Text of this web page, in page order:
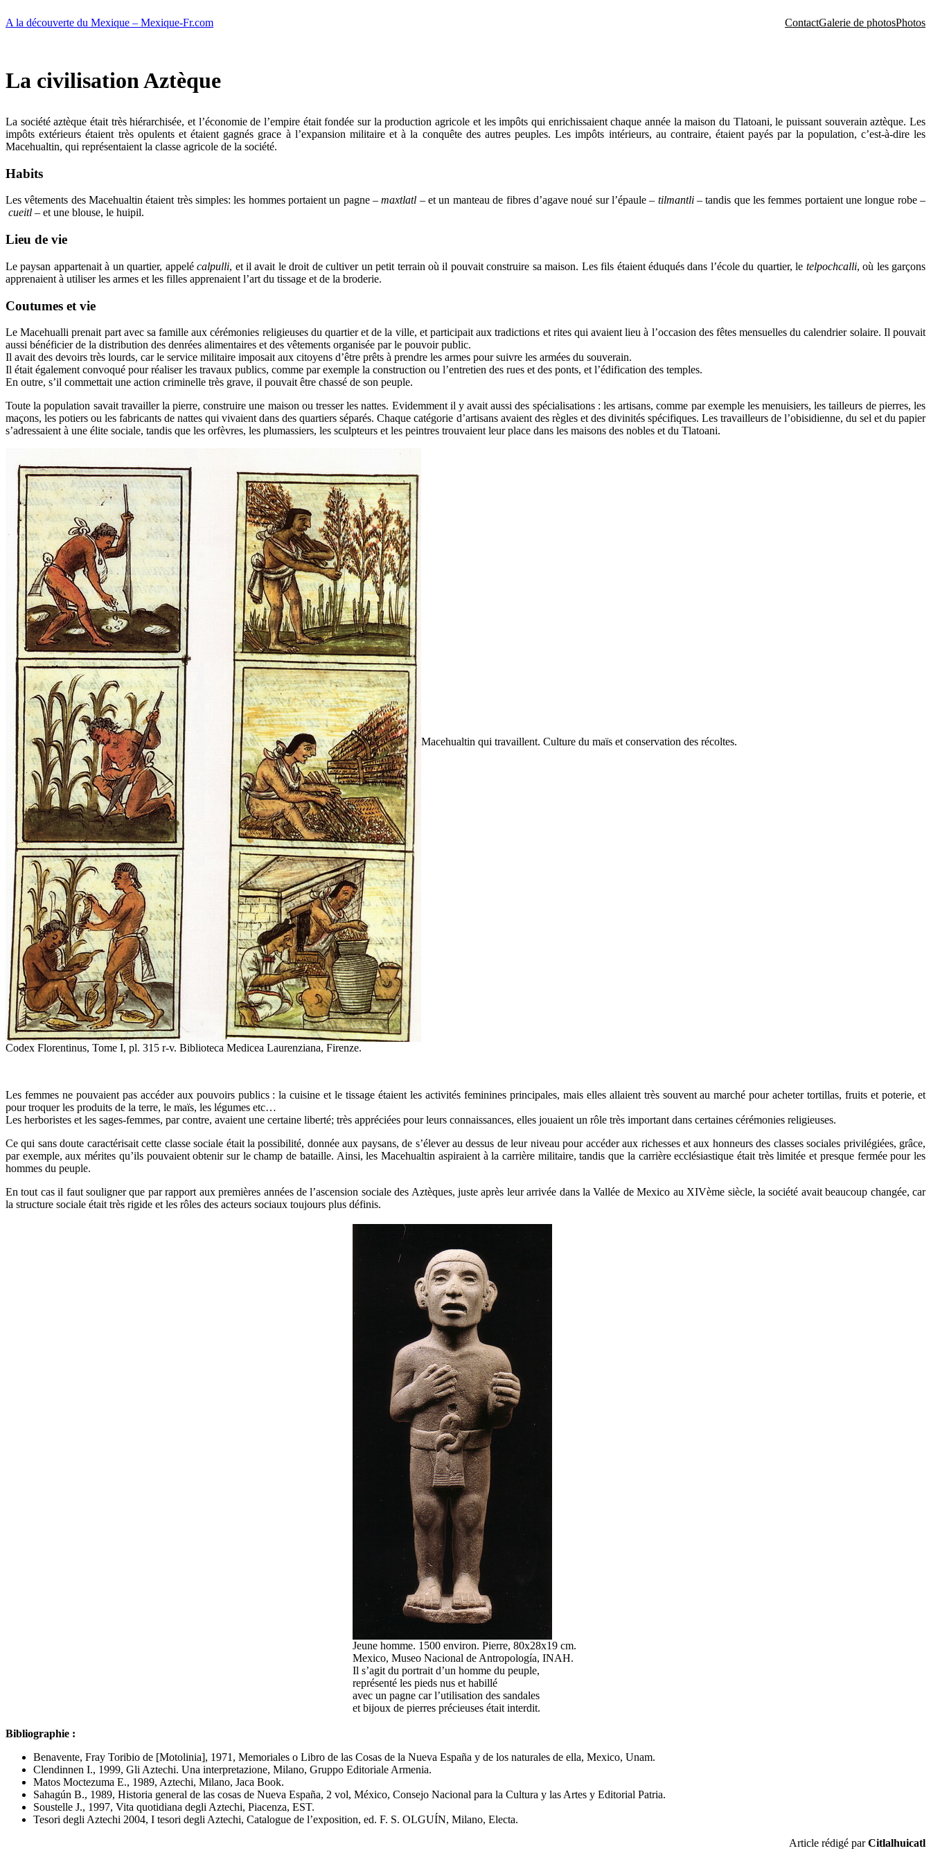
au
A la découverte du Mexique – Mexique-Fr.com ContactGalerie de photosPhotos
La civilisation Aztèque
La société aztèque était très hiérarchisée, et l’économie de l’empire était fondée sur la production agricole et les impôts qui enrichissaient chaque année la maison du Tlatoani, le puissant souverain aztèque. Les
impôts extérieurs étaient très opulents et étaient gagnés grace à l’expansion militaire et à la conquête des autres peuples. Les impôts intérieurs, au contraire, étaient payés par la population, c’est-à-dire les
Macehualtin, qui représentaient la classe agricole de la société.
Habits
Les vêtements des Macehualtin étaient très simples: les hommes portaient un pagne –maxtlatl – et un manteau de fibres d’agave noué sur l’épaule – tilmantli– tandis que les femmes portaient une longue robe –
cueitl – et une blouse, le huipil.
Lieu de vie
Le paysan appartenait à un quartier, appelécalpulli, et il avait le droit de cultiver un petit terrain où il pouvait construire sa maison. Les fils étaient éduqués dans l’école du quartier, le telpochcalli, où les garçons
apprenaient à utiliser les armes et les filles apprenaient l’art du tissage et de la broderie.
Coutumes et vie
Le Macehualli prenait part avec sa famille aux cérémonies religieuses du quartier et de la ville, et participait aux tradictions et rites qui avaient lieu à l’occasion des fêtes mensuelles du calendrier solaire. Il pouvait
aussi bénéficier de la distribution des denrées alimentaires et des vêtements organisée par le pouvoir public.
Il avait des devoirs très lourds, car le service militaire imposait aux citoyens d’être prêts à prendre les armes pour suivre les armées du souverain.
Il était également convoqué pour réaliser les travaux publics, comme par exemple la construction ou l’entretien des rues et des ponts, et l’édification des temples.
En outre, s’il commettait une action criminelle très grave, il pouvait être chassé de son peuple.
Toute la population savait travailler la pierre, construire une maison ou tresser les nattes. Evidemment il y avait aussi des spécialisations : les artisans, comme par exemple les menuisiers, les tailleurs de pierres, les
maçons, les potiers ou les fabricants de nattes qui vivaient dans des quartiers séparés. Chaque catégorie d’artisans avaient des règles et des divinités spécifiques. Les travailleurs de l’obisidienne, du sel et du papier
s’adressaient à une élite sociale, tandis que les orfèvres, les plumassiers, les sculpteurs et les peintres trouvaient leur place dans les maisons des nobles et du Tlatoani.
Macehualtin qui travaillent. Culture du maïs et conservation des récoltes.
Codex Florentinus, Tome I, pl. 315 r-v. Biblioteca Medicea Laurenziana, Firenze.
Les femmes ne pouvaient pas accéder aux pouvoirs publics : la cuisine et le tissage étaient les activités feminines principales, mais elles allaient très souvent au marché pour acheter tortillas, fruits et poterie, et
pour troquer les produits de la terre, le maïs, les légumes etc…
Les herboristes et les sages-femmes, par contre, avaient une certaine liberté; très appréciées pour leurs connaissances, elles jouaient un rôle très important dans certaines cérémonies religieuses.
Ce qui sans doute caractérisait cette classe sociale était la possibilité, donnée aux paysans, de s’élever au dessus de leur niveau pour accéder aux richesses et aux honneurs des classes sociales privilégiées, grâce,
par exemple, aux mérites qu’ils pouvaient obtenir sur le champ de bataille. Ainsi, les Macehualtin aspiraient à la carrière militaire, tandis que la carrière ecclésiastique était très limitée et presque fermée pour les
hommes du peuple.
En tout cas il faut souligner que par rapport aux premières années de l’ascension sociale des Aztèques, juste après leur arrivée dans la Vallée de Mexico au XIVème siècle, la société avait beaucoup changée, car
la structure sociale était très rigide et les rôles des acteurs sociaux toujours plus définis.
Jeune homme. 1500 environ. Pierre, 80x28x19 cm.
Mexico, Museo Nacional de Antropología, INAH.
Il s’agit du portrait d’un homme du peuple,
représenté les pieds nus et habillé
avec un pagne car l’utilisation des sandales
et bijoux de pierres précieuses était interdit.
Bibliographie :
Benavente, Fray Toribio de [Motolinia], 1971, Memoriales o Libro de las Cosas de la Nueva España y de los naturales de ella, Mexico, Unam.
Clendinnen I., 1999, Gli Aztechi. Una interpretazione, Milano, Gruppo Editoriale Armenia.
Matos Moctezuma E., 1989, Aztechi, Milano, Jaca Book.
Sahagún B., 1989, Historia general de las cosas de Nueva España, 2 vol, México, Consejo Nacional para la Cultura y las Artes y Editorial Patria.
Soustelle J., 1997, Vita quotidiana degli Aztechi, Piacenza, EST.
Tesori degli Aztechi 2004, I tesori degli Aztechi, Catalogue de l’exposition, ed. F. S. OLGUÍN, Milano, Electa.
Article rédigé parCitlalhuicatl